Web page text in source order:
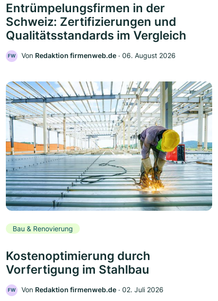
Entrümpelungsfirmen in der
Schweiz: Zertifizierungen und
Qualitätsstandards im Vergleich
FW Von Redaktion firmenweb.de ‧ 06. August 2026
Bau & Renovierung
Kostenoptimierung durch
Vorfertigung im Stahlbau
FW Von Redaktion firmenweb.de ‧ 02. Juli 2026